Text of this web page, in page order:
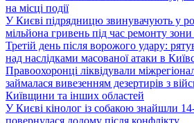
на місці події
У Києві підрядницю звинувачують у
мільйона гривень під час ремонту
Третій день після ворожого удару:
над наслідками масованої атаки в
Правоохоронці ліквідували
займалася вивезенням дезертирів з
Київщини та інших областей
У Києві кінолог із собакою знайшли